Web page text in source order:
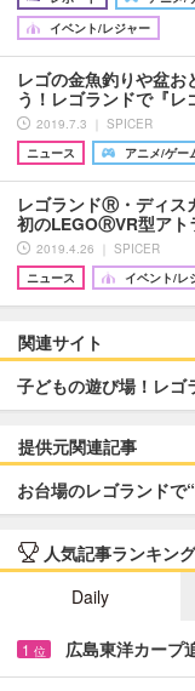
イベント/レジャー
レゴの金魚釣りや盆
う！レゴランドで『
2019.7.3 ｜ SPICER
ニュース
アニメ/ゲー
レゴランドⓇ・ディス
初のLEGOⓇVR型ア
2019.4.26 ｜ SPICER
ニュース
イベント/レ
関連サイト
子どもの遊び場！レゴ
提供元関連記事
お台場のレゴランドで
人気記事ランキング
Daily
1 位 広島東洋カー